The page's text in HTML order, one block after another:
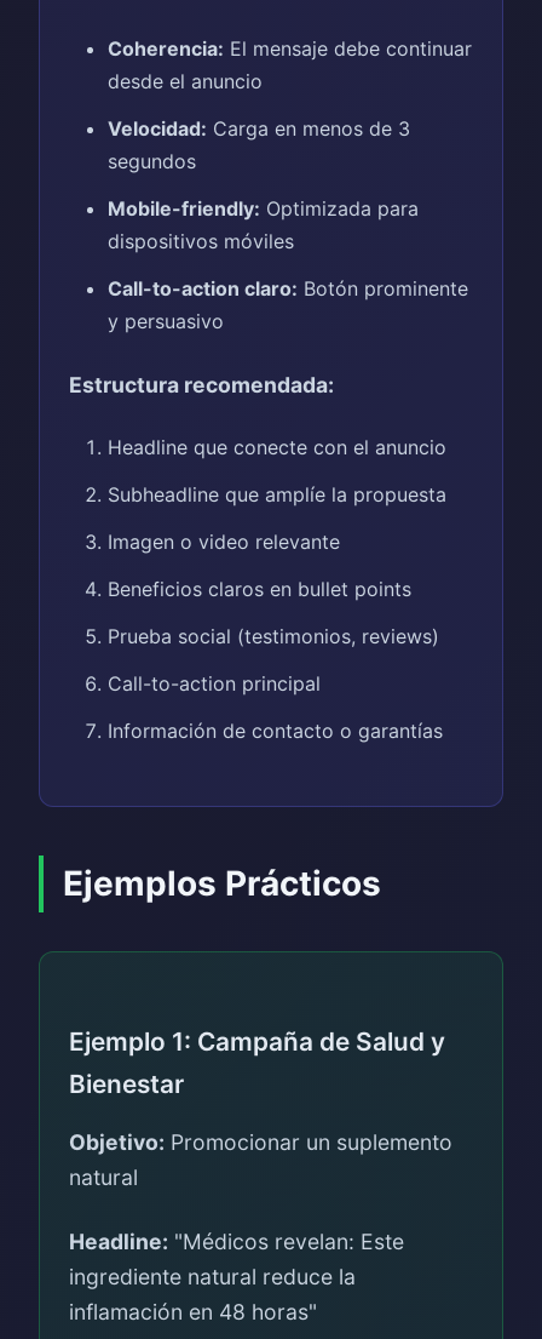
Coherencia: El mensaje debe continuar
desde el anuncio
Velocidad: Carga en menos de 3
segundos
Mobile-friendly: Optimizada para
dispositivos móviles
Call-to-action claro: Botón prominente
y persuasivo
Estructura recomendada:
Headline que conecte con el anuncio
Subheadline que amplíe la propuesta
Imagen o video relevante
Beneficios claros en bullet points
Prueba social (testimonios, reviews)
Call-to-action principal
Información de contacto o garantías
Ejemplos Prácticos
Ejemplo 1: Campaña de Salud y
Bienestar
Objetivo: Promocionar un suplemento
natural
Headline: "Médicos revelan: Este
ingrediente natural reduce la
inflamación en 48 horas"